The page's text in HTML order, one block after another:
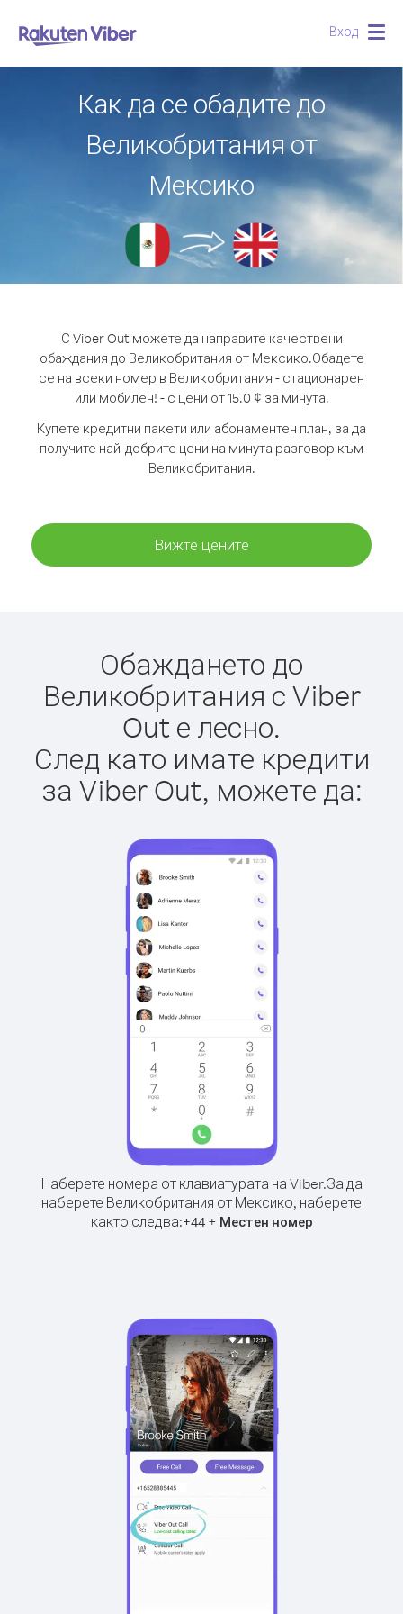
Вход
Как да се обадите до
Великобритания от
Мексико
С Viber Out можете да направите качествени
обаждания до Великобритания от Мексико.Обадете
се на всеки номер в Великобритания - стационарен
или мобилен! - с цени от 15.0 ¢ за минута.
Купете кредитни пакети или абонаментен план, за да
получите най-добрите цени на минута разговор към
Великобритания.
Вижте цените
Обаждането до
Великобритания с Viber
Out е лесно.
След като имате кредити
за Viber Out, можете да:
Наберете номера от клавиатурата на Viber.За да
наберете Великобритания от Мексико, наберете
както следва:+44+ Местен номер